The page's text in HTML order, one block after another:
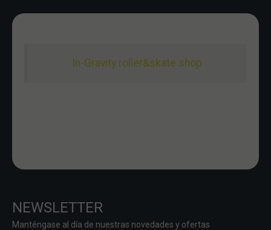
In-Gravity roller&skate shop
NEWSLETTER
Manténgase al día de nuestras novedades y ofertas